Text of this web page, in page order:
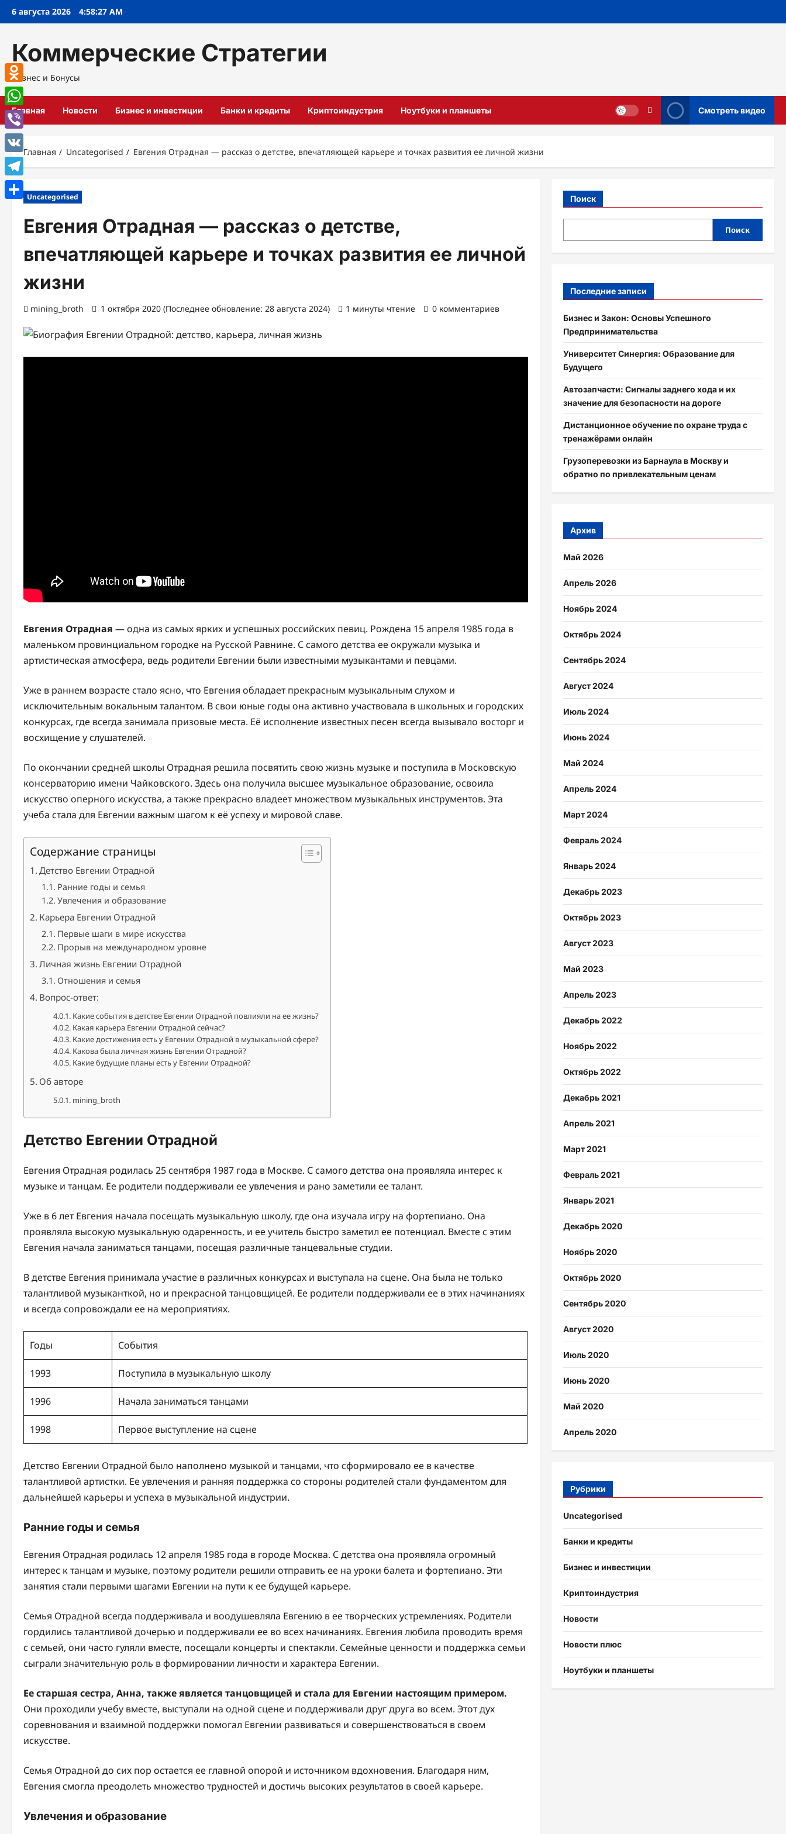
Перейти
6 августа 2026 4:58:28 AM
Коммерческие Стратегии
Бизнес и Бонусы
Главная Новости Бизнес и инвестиции Банки и кредиты Криптоиндустрия Ноутбуки и планшеты Смотреть видео
Главная Uncategorised Евгения Отрадная — рассказ о детстве, впечатляющей карьере и точках развития ее личной жизни
Uncategorised
Евгения Отрадная — рассказ о детстве,
впечатляющей карьере и точках развития ее личной
жизни
mining_broth 1 октября 2020 (Последнее обновление: 28 августа 2024) 1 минуты чтение 0 комментариев
Евгения Отрадная — одна из самых ярких и успешных российских певиц. Рождена 15 апреля 1985 года в
маленьком провинциальном городке на Русской Равнине. С самого детства ее окружали музыка и
артистическая атмосфера, ведь родители Евгении были известными музыкантами и певцами.
Уже в раннем возрасте стало ясно, что Евгения обладает прекрасным музыкальным слухом и
исключительным вокальным талантом. В свои юные годы она активно участвовала в школьных и городских
конкурсах, где всегда занимала призовые места. Её исполнение известных песен всегда вызывало восторг и
восхищение у слушателей.
По окончании средней школы Отрадная решила посвятить свою жизнь музыке и поступила в Московскую
консерваторию имени Чайковского. Здесь она получила высшее музыкальное образование, освоила
искусство оперного искусства, а также прекрасно владеет множеством музыкальных инструментов. Эта
учеба стала для Евгении важным шагом к её успеху и мировой славе.
Содержание страницы
Детство Евгении Отрадной
Ранние годы и семья
Увлечения и образование
Карьера Евгении Отрадной
Первые шаги в мире искусства
Прорыв на международном уровне
Личная жизнь Евгении Отрадной
Отношения и семья
Вопрос-ответ:
Какие события в детстве Евгении Отрадной повлияли на ее жизнь?
Какая карьера Евгении Отрадной сейчас?
Какие достижения есть у Евгении Отрадной в музыкальной сфере?
Какова была личная жизнь Евгении Отрадной?
Какие будущие планы есть у Евгении Отрадной?
Об авторе
mining_broth
Детство Евгении Отрадной
Евгения Отрадная родилась 25 сентября 1987 года в Москве. С самого детства она проявляла интерес к
музыке и танцам. Ее родители поддерживали ее увлечения и рано заметили ее талант.
Уже в 6 лет Евгения начала посещать музыкальную школу, где она изучала игру на фортепиано. Она
проявляла высокую музыкальную одаренность, и ее учитель быстро заметил ее потенциал. Вместе с этим
Евгения начала заниматься танцами, посещая различные танцевальные студии.
В детстве Евгения принимала участие в различных конкурсах и выступала на сцене. Она была не только
талантливой музыканткой, но и прекрасной танцовщицей. Ее родители поддерживали ее в этих начинаниях
и всегда сопровождали ее на мероприятиях.
Годы События
1993 Поступила в музыкальную школу
1996 Начала заниматься танцами
1998 Первое выступление на сцене
Детство Евгении Отрадной было наполнено музыкой и танцами, что сформировало ее в качестве
талантливой артистки. Ее увлечения и ранняя поддержка со стороны родителей стали фундаментом для
дальнейшей карьеры и успеха в музыкальной индустрии.
Ранние годы и семья
Евгения Отрадная родилась 12 апреля 1985 года в городе Москва. С детства она проявляла огромный
интерес к танцам и музыке, поэтому родители решили отправить ее на уроки балета и фортепиано. Эти
занятия стали первыми шагами Евгении на пути к ее будущей карьере.
Семья Отрадной всегда поддерживала и воодушевляла Евгению в ее творческих устремлениях. Родители
гордились талантливой дочерью и поддерживали ее во всех начинаниях. Евгения любила проводить время
с семьей, они часто гуляли вместе, посещали концерты и спектакли. Семейные ценности и поддержка семьи
сыграли значительную роль в формировании личности и характера Евгении.
Ее старшая сестра, Анна, также является танцовщицей и стала для Евгении настоящим примером.
Они проходили учебу вместе, выступали на одной сцене и поддерживали друг друга во всем. Этот дух
соревнования и взаимной поддержки помогал Евгении развиваться и совершенствоваться в своем
искусстве.
Семья Отрадной до сих пор остается ее главной опорой и источником вдохновения. Благодаря ним,
Евгения смогла преодолеть множество трудностей и достичь высоких результатов в своей карьере.
Увлечения и образование
Поиск
Поиск
Последние записи
Бизнес и Закон: Основы Успешного
Предпринимательства
Университет Синергия: Образование для
Будущего
Автозапчасти: Сигналы заднего хода и их
значение для безопасности на дороге
Дистанционное обучение по охране труда с
тренажёрами онлайн
Грузоперевозки из Барнаула в Москву и
обратно по привлекательным ценам
Архив
Май 2026
Апрель 2026
Ноябрь 2024
Октябрь 2024
Сентябрь 2024
Август 2024
Июль 2024
Июнь 2024
Май 2024
Апрель 2024
Март 2024
Февраль 2024
Январь 2024
Декабрь 2023
Октябрь 2023
Август 2023
Май 2023
Апрель 2023
Декабрь 2022
Ноябрь 2022
Октябрь 2022
Декабрь 2021
Апрель 2021
Март 2021
Февраль 2021
Январь 2021
Декабрь 2020
Ноябрь 2020
Октябрь 2020
Сентябрь 2020
Август 2020
Июль 2020
Июнь 2020
Май 2020
Апрель 2020
Рубрики
Uncategorised
Банки и кредиты
Бизнес и инвестиции
Криптоиндустрия
Новости
Новости плюс
Ноутбуки и планшеты
Odnoklassniki
WhatsApp
Viber
VK
Telegram